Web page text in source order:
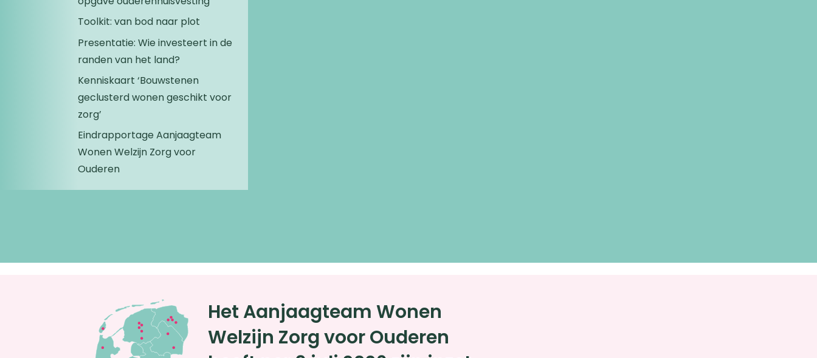
Toolkit: van bod naar plot
Presentatie: Wie investeert in de
randen van het land?
Kenniskaart ‘Bouwstenen
geclusterd wonen geschikt voor
zorg’
Eindrapportage Aanjaagteam
Wonen Welzijn Zorg voor
Ouderen
Het Aanjaagteam Wonen
Welzijn Zorg voor Ouderen